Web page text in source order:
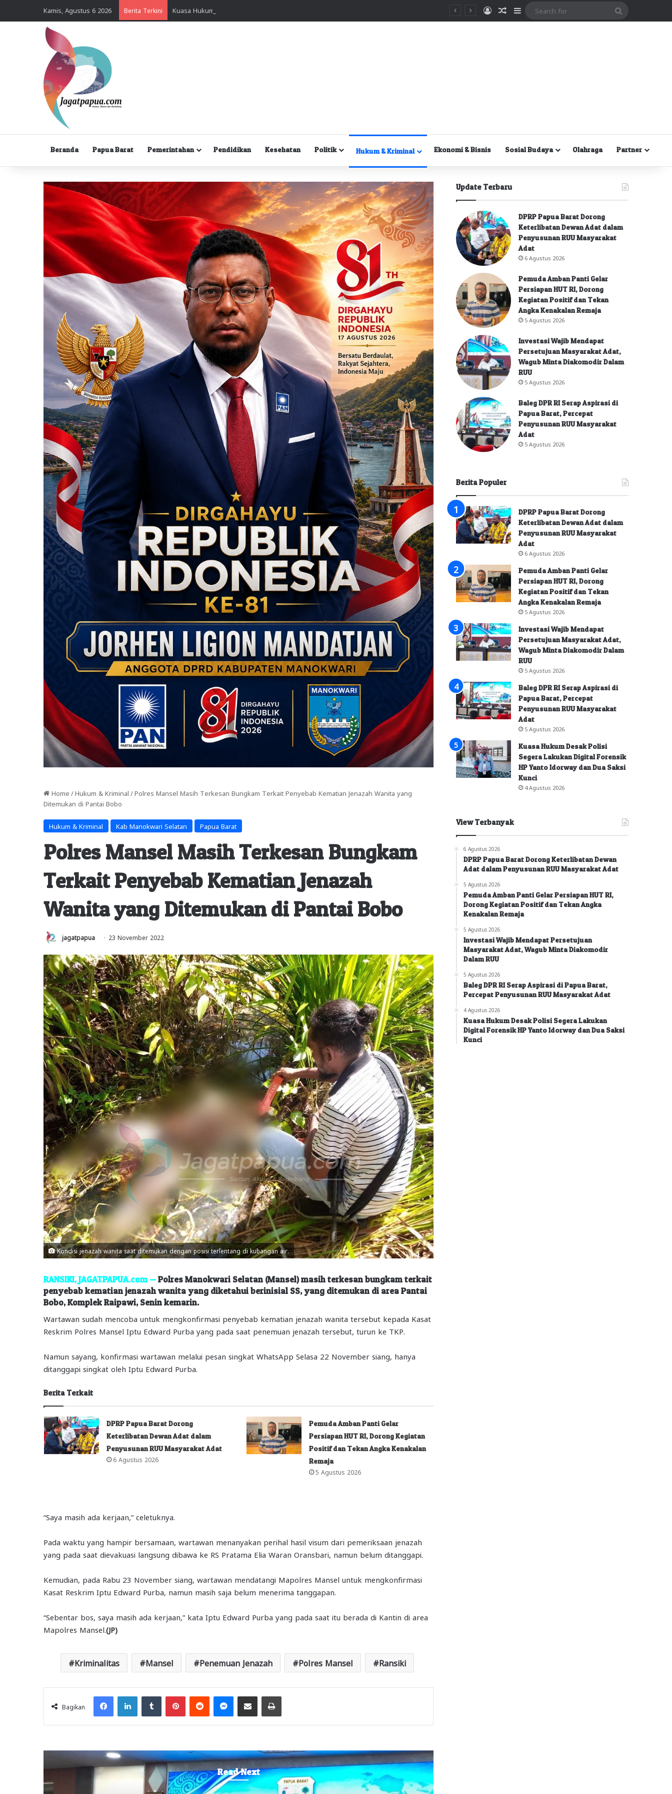
Kamis, Agustus 6 2026 Berita Terkini MasukRandom Article
Sidebar
Beranda Papua Barat Pemerintahan Pendidikan Kesehatan Politik Hukum & Kriminal Ekonomi & Bisnis Sosial Budaya Olahraga Partner
Home / Hukum & Kriminal / Polres Mansel Masih Terkesan Bungkam Terkait Penyebab Kematian Jenazah Wanita yang
Ditemukan di Pantai Bobo
Hukum & Kriminal Kab Manokwari Selatan Papua Barat
Polres Mansel Masih Terkesan Bungkam
Terkait Penyebab Kematian Jenazah
Wanita yang Ditemukan di Pantai Bobo
jagatpapua 23 November 2022
Kondisi jenazah wanita saat ditemukan dengan posisi terlentang di kubangan air.
RANSIKI,JAGATPAPUA.com—Polres Manokwari Selatan (Mansel) masih terkesan bungkam terkait
penyebab kematian jenazah wanita yang diketahui berinisial SS, yang ditemukan di area Pantai
Bobo, Komplek Raipawi, Senin kemarin.
Wartawan sudah mencoba untuk mengkonfirmasi penyebab kematian jenazah wanita tersebut kepada Kasat
Reskrim Polres Mansel Iptu Edward Purba yang pada saat penemuan jenazah tersebut, turun ke TKP.
Namun sayang, konfirmasi wartawan melalui pesan singkat WhatsApp Selasa 22 November siang, hanya
ditanggapi singkat oleh Iptu Edward Purba.
Berita Terkait
DPRP Papua Barat Dorong
Keterlibatan Dewan Adat dalam
Penyusunan RUU Masyarakat Adat
6 Agustus 2026
Pemuda Amban Panti Gelar
Persiapan HUT RI, Dorong Kegiatan
Positif dan Tekan Angka Kenakalan
Remaja
5 Agustus 2026
“Saya masih ada kerjaan,” celetuknya.
Pada waktu yang hampir bersamaan, wartawan menanyakan perihal hasil visum dari pemeriksaan jenazah
yang pada saat dievakuasi langsung dibawa ke RS Pratama Elia Waran Oransbari, namun belum ditanggapi.
Kemudian, pada Rabu 23 November siang, wartawan mendatangi Mapolres Mansel untuk mengkonfirmasi
Kasat Reskrim Iptu Edward Purba, namun masih saja belum menerima tanggapan.
“Sebentar bos, saya masih ada kerjaan,” kata Iptu Edward Purba yang pada saat itu berada di Kantin di area
Mapolres Mansel. (JP)
Kriminalitas Mansel Penemuan Jenazah Polres Mansel Ransiki
Bagikan
FacebookLinkedInTumblr PinterestReddit Messenger
Share via Email Print
Read Next
Update Terbaru
DPRP Papua Barat Dorong
Keterlibatan Dewan Adat dalam
Penyusunan RUU Masyarakat
Adat
6 Agustus 2026
Pemuda Amban Panti Gelar
Persiapan HUT RI, Dorong
Kegiatan Positif dan Tekan
Angka Kenakalan Remaja
5 Agustus 2026
Investasi Wajib Mendapat
Persetujuan Masyarakat Adat,
Wagub Minta Diakomodir Dalam
RUU
5 Agustus 2026
Baleg DPR RI Serap Aspirasi di
Papua Barat, Percepat
Penyusunan RUU Masyarakat
Adat
5 Agustus 2026
Berita Populer
DPRP Papua Barat Dorong
Keterlibatan Dewan Adat dalam
Penyusunan RUU Masyarakat
Adat
6 Agustus 2026
Pemuda Amban Panti Gelar
Persiapan HUT RI, Dorong
Kegiatan Positif dan Tekan
Angka Kenakalan Remaja
5 Agustus 2026
Investasi Wajib Mendapat
Persetujuan Masyarakat Adat,
Wagub Minta Diakomodir Dalam
RUU
5 Agustus 2026
Baleg DPR RI Serap Aspirasi di
Papua Barat, Percepat
Penyusunan RUU Masyarakat
Adat
5 Agustus 2026
Kuasa Hukum Desak Polisi
Segera Lakukan Digital Forensik
HP Yanto Idorway dan Dua Saksi
Kunci
4 Agustus 2026
View Terbanyak
6 Agustus 2026
DPRP Papua Barat Dorong Keterlibatan Dewan
Adat dalam Penyusunan RUU Masyarakat Adat
5 Agustus 2026
Pemuda Amban Panti Gelar Persiapan HUT RI,
Dorong Kegiatan Positif dan Tekan Angka
Kenakalan Remaja
5 Agustus 2026
Investasi Wajib Mendapat Persetujuan
Masyarakat Adat, Wagub Minta Diakomodir
Dalam RUU
5 Agustus 2026
Baleg DPR RI Serap Aspirasi di Papua Barat,
Percepat Penyusunan RUU Masyarakat Adat
4 Agustus 2026
Kuasa Hukum Desak Polisi Segera Lakukan
Digital Forensik HP Yanto Idorway dan Dua Saksi
Kunci